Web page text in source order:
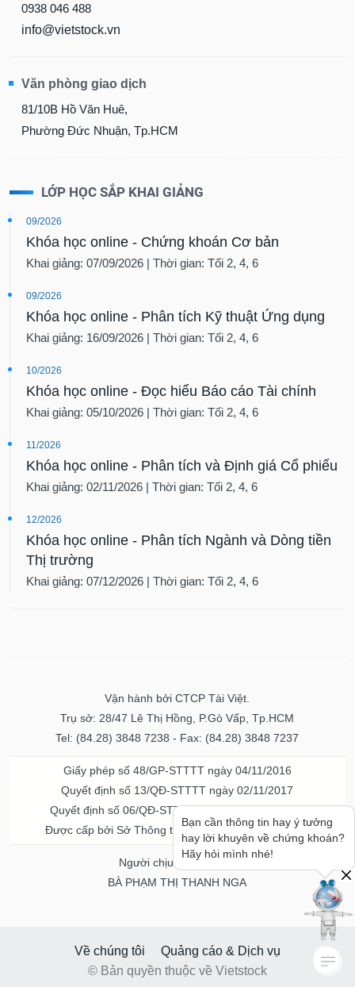
0938 046 488
info@vietstock.vn
Văn phòng giao dịch
81/10B Hồ Văn Huê,
Phường Đức Nhuận, Tp.HCM
LỚP HỌC SẮP KHAI GIẢNG
09/2026
Khóa học online - Chứng khoán Cơ bản
Khai giảng: 07/09/2026 | Thời gian: Tối 2, 4, 6
09/2026
Khóa học online - Phân tích Kỹ thuật Ứng dụng
Khai giảng: 16/09/2026 | Thời gian: Tối 2, 4, 6
10/2026
Khóa học online - Đọc hiểu Báo cáo Tài chính
Khai giảng: 05/10/2026 | Thời gian: Tối 2, 4, 6
11/2026
Khóa học online - Phân tích và Định giá Cổ phiếu
Khai giảng: 02/11/2026 | Thời gian: Tối 2, 4, 6
12/2026
Khóa học online - Phân tích Ngành và Dòng tiền
Thị trường
Khai giảng: 07/12/2026 | Thời gian: Tối 2, 4, 6
Vận hành bởi CTCP Tài Việt.
Trụ sở: 28/47 Lê Thị Hồng, P.Gò Vấp, Tp.HCM
Tel: (84.28) 3848 7238 - Fax: (84.28) 3848 7237
Giấy phép số 48/GP-STTTT ngày 04/11/2016
Quyết định số 13/QĐ-STTTT ngày 02/11/2017
Quyết định số 06/QĐ-STTTT-ICP ngày 20/07/2023
Được cấp bởi Sở Thông tin và Truyền thông TPHCM
Người chịu trách nhiệm
BÀ PHẠM THỊ THANH NGA
Về chúng tôi
Quảng cáo & Dịch vụ
© Bản quyền thuộc về Vietstock
Bạn cần thông tin hay ý tưởng
hay lời khuyên về chứng khoán?
Hãy hỏi mình nhé!